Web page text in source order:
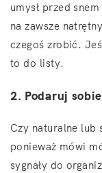
umysł przed
na zawsze
czegoś zrobić.
to do listy.
2. Podaruj
Czy naturalne lub
ponieważ mówi
sygnały do